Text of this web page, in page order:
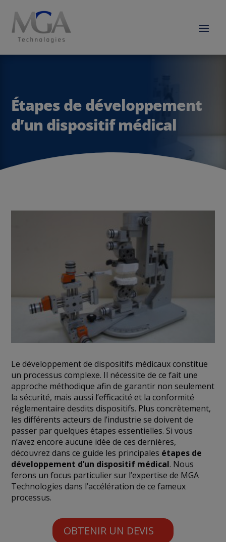
Étapes de développement
d’un dispositif médical
Le développement de dispositifs médicaux constitue
un processus complexe. Il nécessite de ce fait une
approche méthodique afin de garantir non seulement
la sécurité, mais aussi l’efficacité et la conformité
réglementaire desdits dispositifs. Plus concrètement,
les différents acteurs de l’industrie se doivent de
passer par quelques étapes essentielles. Si vous
n’avez encore aucune idée de ces dernières,
découvrez dans ce guide les principales étapes de
développement d’un dispositif médical. Nous
ferons un focus particulier sur l’expertise de MGA
Technologies dans l’accélération de ce fameux
processus.
OBTENIR UN DEVIS